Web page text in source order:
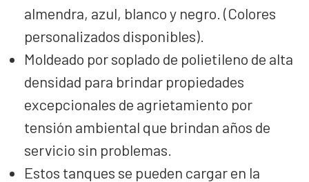
almendra, azul, blanco y negro. (Colores
personalizados disponibles).
Moldeado por soplado de polietileno de alta
densidad para brindar propiedades
excepcionales de agrietamiento por
tensión ambiental que brindan años de
servicio sin problemas.
Estos tanques se pueden cargar en la